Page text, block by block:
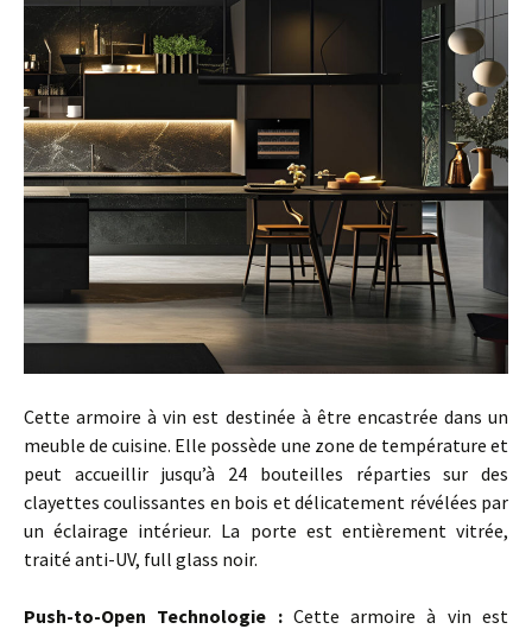
Cette armoire à vin est destinée à être encastrée dans un
meuble de cuisine. Elle possède une zone de température et
peut accueillir jusqu’à 24 bouteilles réparties sur des
clayettes coulissantes en bois et délicatement révélées par
un éclairage intérieur. La porte est entièrement vitrée,
traité anti-UV, full glass noir.
Push-to-Open Technologie : Cette armoire à vin est